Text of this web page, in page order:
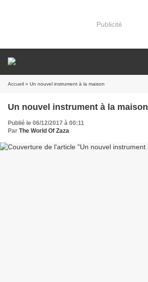
Publicité
Accueil » Un nouvel instrument à la maison
Un nouvel instrument à la maison
Publié le 06/12/2017 à 00:11
Par The World Of Zaza